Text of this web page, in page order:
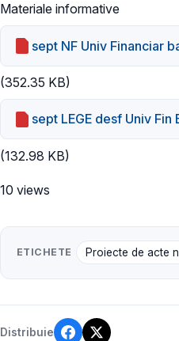
Materiale informative
sept NF Univ Financiar
(352.35 KB)
sept LEGE desf Univ Fin
(132.98 KB)
10 views
ETICHETE Proiecte de acte
Distribuie